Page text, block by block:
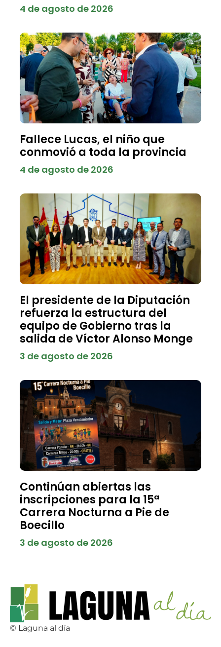
4 de agosto de 2026
Fallece Lucas, el niño que
conmovió a toda la provincia
4 de agosto de 2026
El presidente de la Diputación
refuerza la estructura del
equipo de Gobierno tras la
salida de Víctor Alonso Monge
3 de agosto de 2026
Continúan abiertas las
inscripciones para la 15ª
Carrera Nocturna a Pie de
Boecillo
3 de agosto de 2026
© Laguna al día